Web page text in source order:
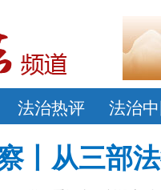
法治热评 法治
丨从三部